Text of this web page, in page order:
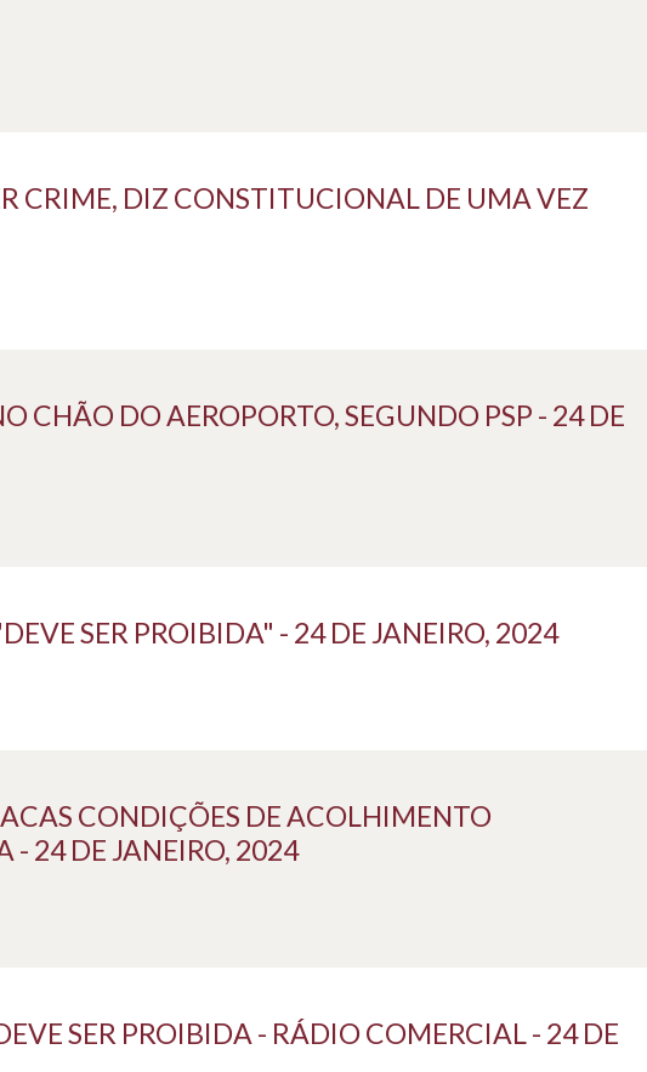
CRIME, DIZ CONSTITUCIONAL DE UMA VEZ
CHÃO DO AEROPORTO, SEGUNDO PSP - 24 DE
SER PROIBIDA" - 24 DE JANEIRO, 2024
CONDIÇÕES DE ACOLHIMENTO
- 24 DE JANEIRO, 2024
SER PROIBIDA - RÁDIO COMERCIAL - 24 DE